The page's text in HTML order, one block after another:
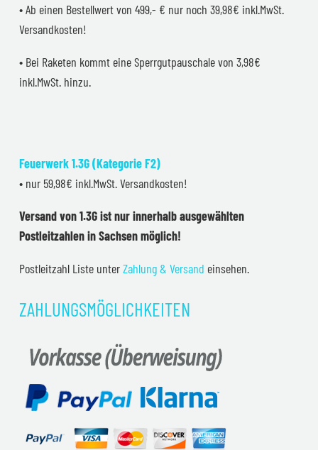
• Ab einen Bestellwert von 499,- € nur noch 39,98€ inkl.MwSt.
Versandkosten!
• Bei Raketen kommt eine Sperrgutpauschale von 3,98€
inkl.MwSt. hinzu.
Feuerwerk 1.3G (Kategorie F2)
• nur 59,98€ inkl.MwSt. Versandkosten!
Versand von 1.3G ist nur innerhalb ausgewählten
Postleitzahlen in Sachsen möglich!
Postleitzahl Liste unterZahlung & Versand einsehen.
ZAHLUNGSMÖGLICHKEITEN